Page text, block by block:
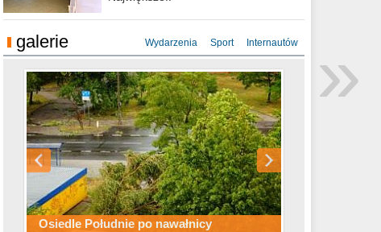
galerie Wydarzenia Sport Internautów
Osiedle Południe po nawałnicy
Miasto kładzie się do snu .
Konkurs fotograficzny "Co to za
miejsca"
Ścieżka rowerowa w naszym mieście »